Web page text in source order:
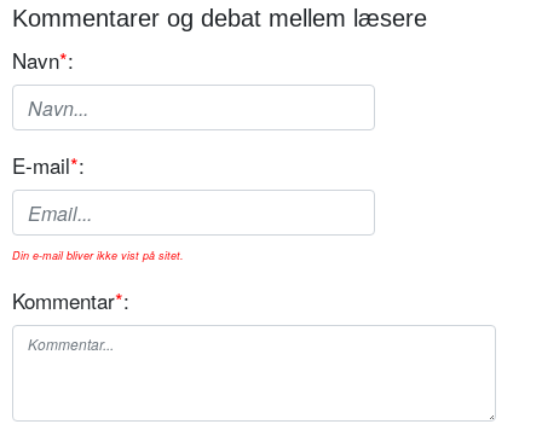
Kommentarer og debat mellem læsere
Navn*:
E-mail*:
Din e-mail bliver ikke vist på sitet.
Kommentar*: